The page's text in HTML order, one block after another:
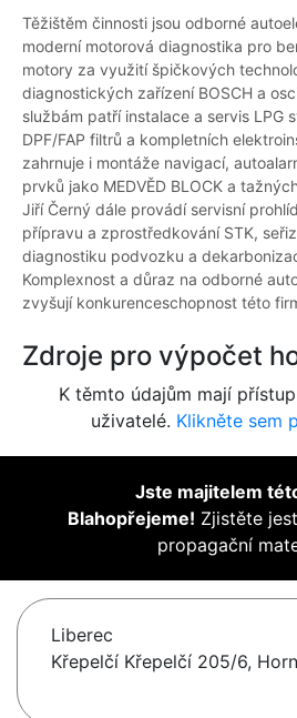
Těžištěm činnosti jsou odborné
moderní motorová diagnostika pro
motory za využití špičkových
diagnostických zařízení BOSCH a
službám patří instalace a servis LPG
DPF/FAP filtrů a kompletních
zahrnuje i montáže navigací,
prvků jako MEDVĚD BLOCK a
Jiří Černý dále provádí servisní
přípravu a zprostředkování STK,
diagnostiku podvozku a
Komplexnost a důraz na odborné
zvyšují konkurenceschopnost této
Zdroje pro výpočet
K těmto údajům mají
uživatelé. Klikněte sem
Jste majitelem
Blahopřejeme! Zjistěte
propagační
Liberec
Křepelčí Křepelčí 205/6,